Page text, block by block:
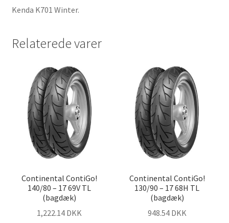
Kenda K701 Winter.
Relaterede varer
Continental ContiGo!
140/80 – 17 69V TL
(bagdæk)
1,222.14 DKK
Continental ContiGo!
130/90 – 17 68H TL
(bagdæk)
948.54 DKK